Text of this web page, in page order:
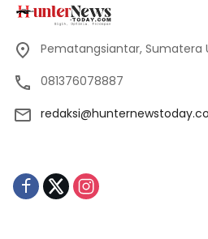
Pematangsiantar, Sumatera
081376078887